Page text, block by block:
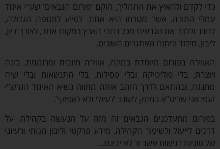
לקדם ולהאיץ את התהליך, הוקם 'פורום הגבאים' שע"י איגוד
התורה, אשר מטרתו היא אחת: לסייע לתנופה הגדולה,
וללכד את הגבאים מכל רחבי הארץ במקום אחד, לצורך דיון,
חידוד וניתוח האתגרים השונים.
בפורום מיוחדת במינה, אווירה חיובית ומרוממת, בונה
בלי פוליטיקה ובלי פסילות, בלי התנשאות ובלי שיח
ובהתאם לדרך הזהב אותה מתווה נשיא האיגוד הגרש"י
שליט"א במתק לשונו: 'לעיולי ולא לאפוקי'.
מתעדכנים הגבאים זה מזה על הנעשה בקהילה, על
לייעול ולשיפור הקהילה, מידע פרקטי וליבון הגותי ורעיוני
רגישות אשר זר לא יבינם…